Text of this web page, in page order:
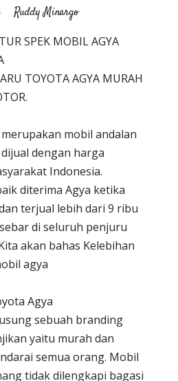
Ruddy Minargo
SPEK MOBIL AGYA
TOYOTA AGYA MURAH
mobil andalan
dengan harga
Indonesia.
diterima Agya ketika
terjual lebih dari 9 ribu
di seluruh penjuru
akan bahas Kelebihan
agya
Agya
sebuah branding
yaitu murah dan
semua orang. Mobil
tidak dilengkapi bagasi